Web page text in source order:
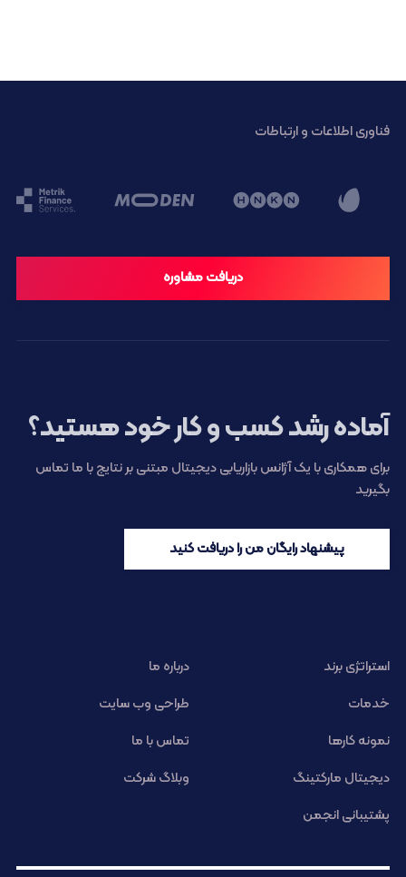
فناوری اطلاعات و ارتباطات
دریافت مشاوره
آماده رشد کسب و کار خود هستید؟
برای همکاری با یک آژانس بازاریابی دیجیتال مبتنی بر نتایج با ما تماس
بگیرید
پیشنهاد رایگان من را دریافت کنید
استراتژی برند
درباره ما
خدمات
طراحی وب سایت
نمونه کارها
تماس با ما
دیجیتال مارکتینگ
وبلاگ شرکت
پشتیبانی انجمن